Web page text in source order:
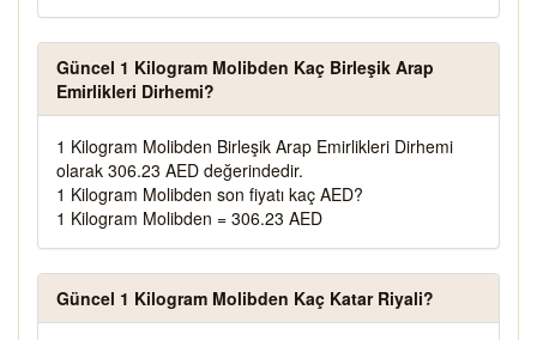
Güncel 1 Kilogram Molibden Kaç Birleşik Arap
Emirlikleri Dirhemi?
1 Kilogram Molibden Birleşik Arap Emirlikleri Dirhemi
olarak 306.23 AED değerindedir.
1 Kilogram Molibden son fiyatı kaç AED?
1 Kilogram Molibden = 306.23 AED
Güncel 1 Kilogram Molibden Kaç Katar Riyali?